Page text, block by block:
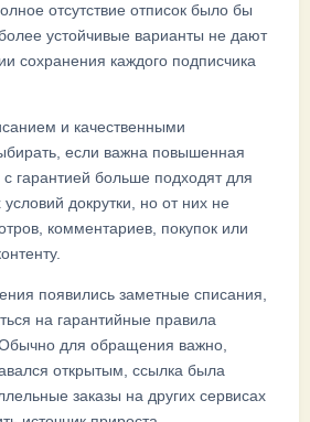
отсутствие отписок было бы
устойчивые варианты не дают
сохранения каждого подписчика
и качественными
если важна повышенная
гарантией больше подходят для
докрутки, но от них не
комментариев, покупок или
появились заметные списания,
на гарантийные правила
для обращения важно,
открытым, ссылка была
заказы на других сервисах